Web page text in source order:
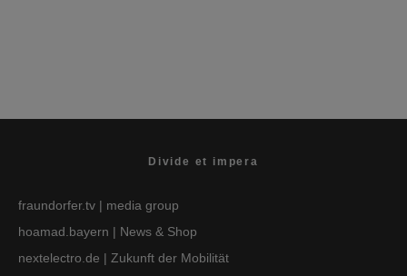
Divide et impera
fraundorfer.tv | media group
hoamad.bayern | News & Shop
nextelectro.de | Zukunft der Mobilität